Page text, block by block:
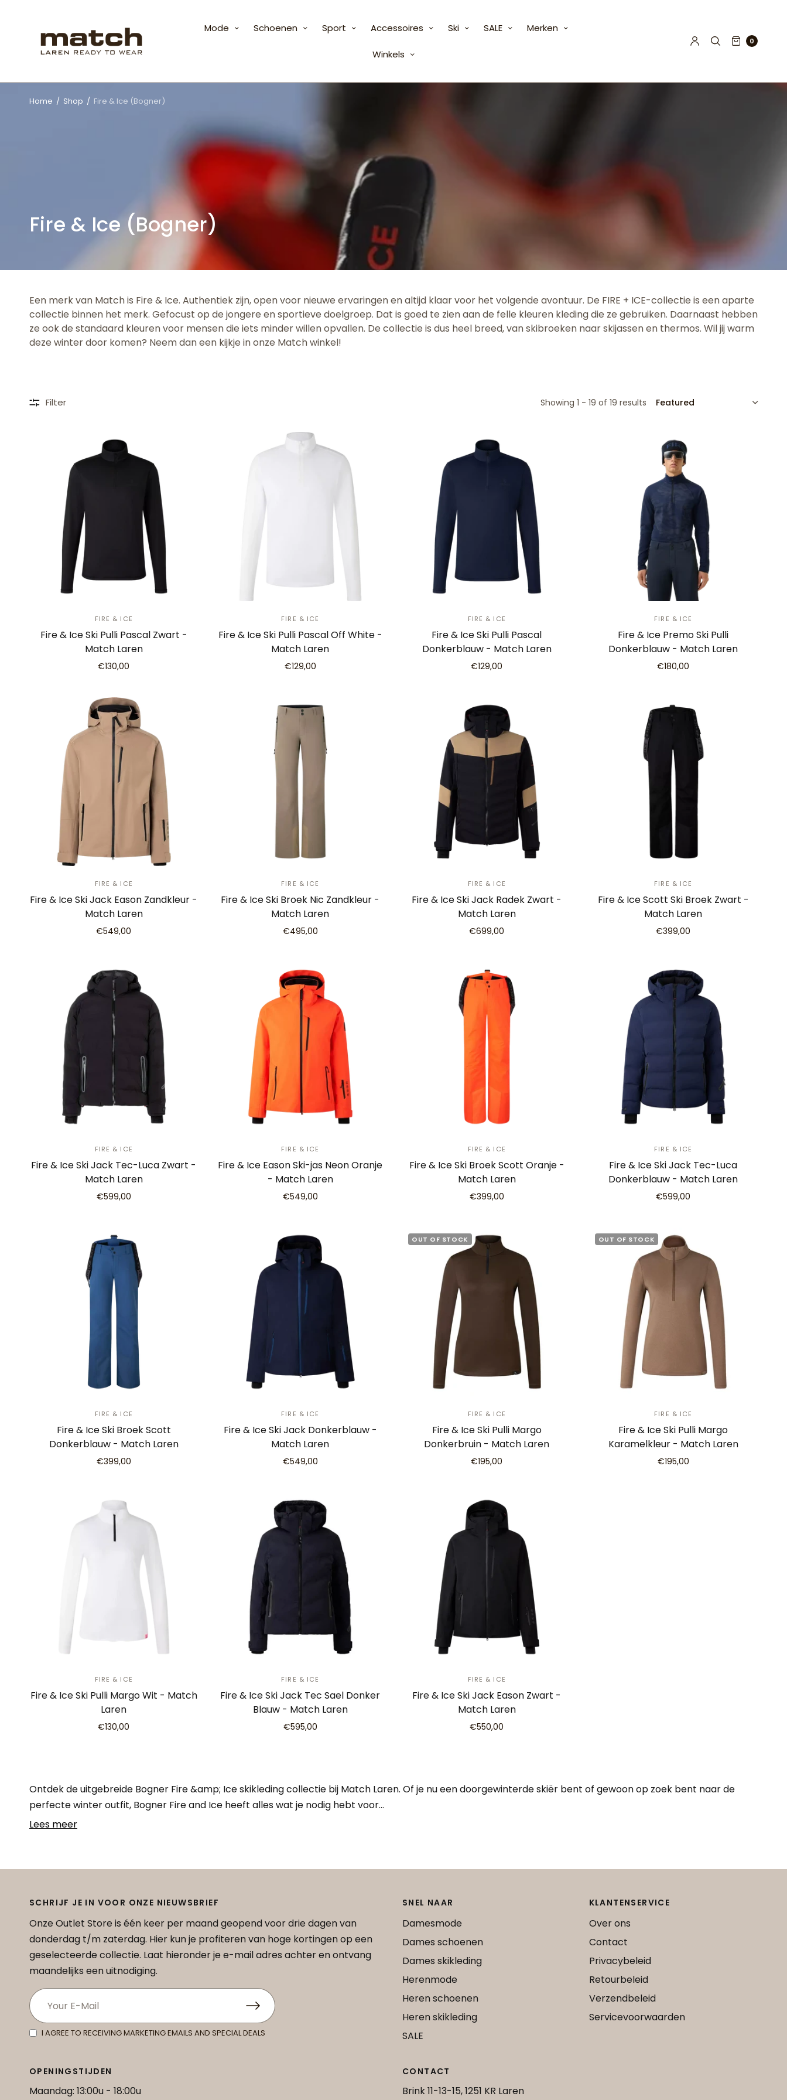
Mode Schoenen Sport Accessoires Ski SALE Merken
Winkels
0
Home / Shop / Fire & Ice (Bogner)
Fire & Ice (Bogner)
Een merk van Match is Fire & Ice. Authentiek zijn, open voor nieuwe ervaringen en altijd klaar voor het volgende avontuur. De FIRE + ICE-collectie is een aparte
collectie binnen het merk. Gefocust op de jongere en sportieve doelgroep. Dat is goed te zien aan de felle kleuren kleding die ze gebruiken. Daarnaast hebben
ze ook de standaard kleuren voor mensen die iets minder willen opvallen. De collectie is dus heel breed, van skibroeken naar skijassen en thermos. Wil jij warm
deze winter door komen? Neem dan een kijkje in onze Match winkel!
Filter Showing 1 - 19 of 19 results
FIRE & ICE
Fire & Ice Ski Pulli Pascal Zwart -
Match Laren
€130,00
FIRE & ICE
Fire & Ice Ski Pulli Pascal Off White -
Match Laren
€129,00
FIRE & ICE
Fire & Ice Ski Pulli Pascal
Donkerblauw - Match Laren
€129,00
FIRE & ICE
Fire & Ice Premo Ski Pulli
Donkerblauw - Match Laren
€180,00
FIRE & ICE
Fire & Ice Ski Jack Eason Zandkleur -
Match Laren
€549,00
FIRE & ICE
Fire & Ice Ski Broek Nic Zandkleur -
Match Laren
€495,00
FIRE & ICE
Fire & Ice Ski Jack Radek Zwart -
Match Laren
€699,00
FIRE & ICE
Fire & Ice Scott Ski Broek Zwart -
Match Laren
€399,00
FIRE & ICE
Fire & Ice Ski Jack Tec-Luca Zwart -
Match Laren
€599,00
FIRE & ICE
Fire & Ice Eason Ski-jas Neon Oranje
- Match Laren
€549,00
FIRE & ICE
Fire & Ice Ski Broek Scott Oranje -
Match Laren
€399,00
FIRE & ICE
Fire & Ice Ski Jack Tec-Luca
Donkerblauw - Match Laren
€599,00
FIRE & ICE
Fire & Ice Ski Broek Scott
Donkerblauw - Match Laren
€399,00
FIRE & ICE
Fire & Ice Ski Jack Donkerblauw -
Match Laren
€549,00
OUT OF STOCK
FIRE & ICE
Fire & Ice Ski Pulli Margo
Donkerbruin - Match Laren
€195,00
OUT OF STOCK
FIRE & ICE
Fire & Ice Ski Pulli Margo
Karamelkleur - Match Laren
€195,00
FIRE & ICE
Fire & Ice Ski Pulli Margo Wit - Match
Laren
€130,00
FIRE & ICE
Fire & Ice Ski Jack Tec Sael Donker
Blauw - Match Laren
€595,00
FIRE & ICE
Fire & Ice Ski Jack Eason Zwart -
Match Laren
€550,00
Ontdek de uitgebreide Bogner Fire &amp; Ice skikleding collectie bij Match Laren. Of je nu een doorgewinterde skiër bent of gewoon op zoek bent naar de
perfecte winter outfit, Bogner Fire and Ice heeft alles wat je nodig hebt voor…
Lees meer
SCHRIJF JE IN VOOR ONZE NIEUWSBRIEF
Onze Outlet Store is één keer per maand geopend voor drie dagen van
donderdag t/m zaterdag. Hier kun je profiteren van hoge kortingen op een
geselecteerde collectie. Laat hieronder je e-mail adres achter en ontvang
maandelijks een uitnodiging.
I AGREE TO RECEIVING MARKETING EMAILS AND SPECIAL DEALS
SNEL NAAR
Damesmode
Dames schoenen
Dames skikleding
Herenmode
Heren schoenen
Heren skikleding
SALE
KLANTENSERVICE
Over ons
Contact
Privacybeleid
Retourbeleid
Verzendbeleid
Servicevoorwaarden
OPENINGSTIJDEN
Maandag: 13:00u - 18:00u
CONTACT
Brink 11-13-15, 1251 KR Laren